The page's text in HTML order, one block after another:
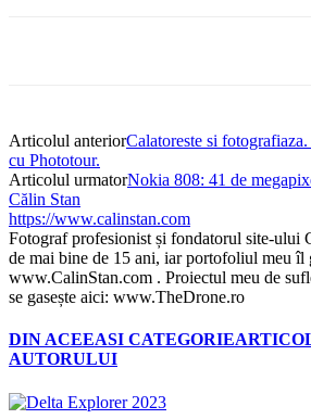
Articolul anteriorCalatoreste si
cu Phototour.
Articolul urmatorNokia 808: 41 de
Călin Stan
https://www.calinstan.com
Fotograf profesionist și fondatorul site-ului
de mai bine de 15 ani, iar portofoliul meu îl
www.CalinStan.com . Proiectul meu de
se gasește aici: www.TheDrone.ro
DIN ACEEASI CATEGORIE
AUTORULUI